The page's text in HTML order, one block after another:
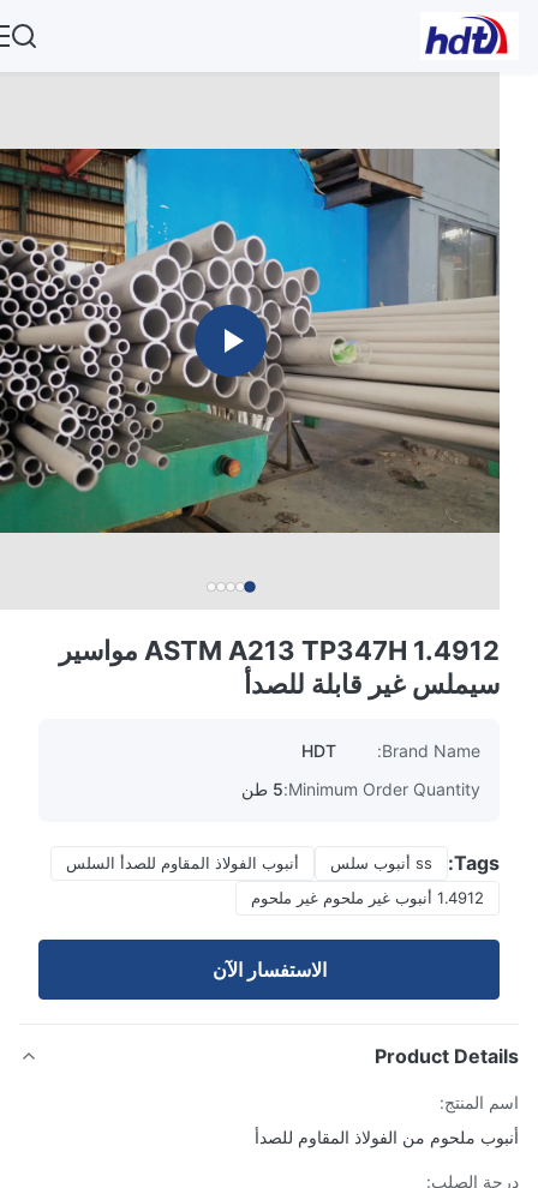
ASTM A213 TP347H 1.4912 مواسير
سيملس غير قابلة للصدأ
Brand Name:
Minimum Order Quantity: 5 طن
Tags: ss أنبوب سلس
أنبوب الفولاذ المقاوم للصدأ السلس
1.4912 أنبوب غير ملحوم غير ملحوم
الاستفسار الآن
Product
المنتج:
ملحوم من الفولاذ المقاوم للصدأ
الصلب: